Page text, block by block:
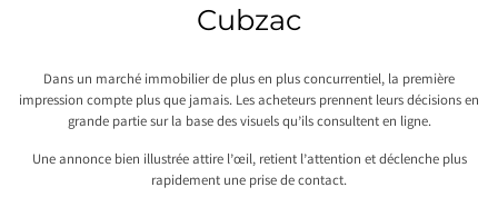
Cubzac
Dans un marché immobilier de plus en plus concurrentiel, la première
impression compte plus que jamais. Les acheteurs prennent leurs décisions en
grande partie sur la base des visuels qu’ils consultent en ligne.
Une annonce bien illustrée attire l’œil, retient l’attention et déclenche plus
rapidement une prise de contact.